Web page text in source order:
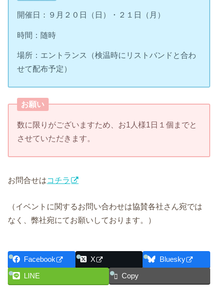
開催日：９月２０日（日）・２１日（月）
時間：随時
場所：エントランス（検温時にリストバンドと合わ
せて配布予定）
お願い
数に限りがございますため、お1人様1日１個までと
させていただきます。
お問合せはコチラ
（イベントに関するお問い合わせは協賛各社さん宛では
なく、弊社宛にてお願いしております。）
Facebook X Bluesky
LINE Copy